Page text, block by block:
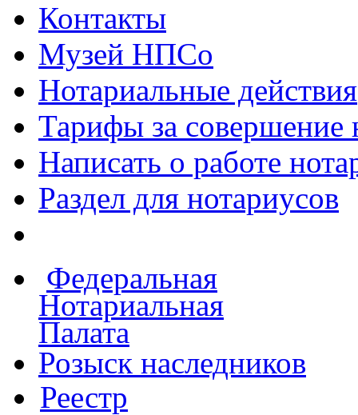
Контакты
Музей НПСо
Нотариальные действия
Тарифы за совершение
Написать о работе
Раздел для нотариусов
Федеральная
Нотариальная
Палата
Розыск наследников
Реестр